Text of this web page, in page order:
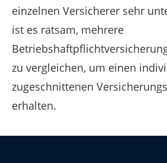
einzelnen Versicherer sehr
ist es ratsam, mehrere
zu vergleichen, um einen
zugeschnittenen
erhalten.